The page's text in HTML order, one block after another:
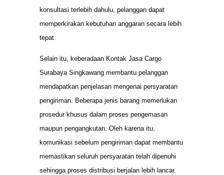
konsultasi terlebih dahulu, pelanggan dapat
memperkirakan kebutuhan anggaran secara lebih
tepat.
Selain itu, keberadaan Kontak Jasa Cargo
Surabaya Singkawang membantu pelanggan
mendapatkan penjelasan mengenai persyaratan
pengiriman. Beberapa jenis barang memerlukan
prosedur khusus dalam proses pengemasan
maupun pengangkutan. Oleh karena itu,
komunikasi sebelum pengiriman dapat membantu
memastikan seluruh persyaratan telah dipenuhi
sehingga proses distribusi berjalan lebih lancar.